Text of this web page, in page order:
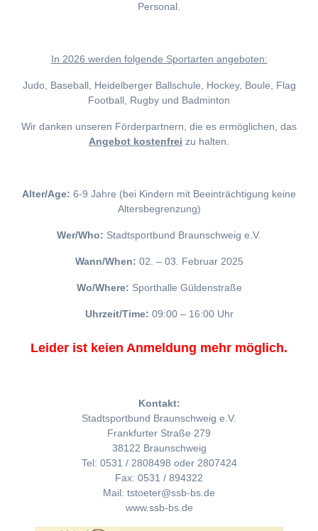
Personal.
In 2026 werden folgende Sportarten angeboten:
Judo, Baseball, Heidelberger Ballschule, Hockey, Boule, Flag
Football, Rugby und Badminton
Wir danken unseren Förderpartnern, die es ermöglichen, das
Angebot kostenfrei zu halten.
Alter/Age: 6-9 Jahre (bei Kindern mit Beeinträchtigung keine
Altersbegrenzung)
Wer/Who: Stadtsportbund Braunschweig e.V.
Wann/When: 02. – 03. Februar 2025
Wo/Where: Sporthalle Güldenstraße
Uhrzeit/Time: 09:00 – 16:00 Uhr
Leider ist keien Anmeldung mehr möglich.
Kontakt:
Stadtsportbund Braunschweig e.V.
Frankfurter Straße 279
38122 Braunschweig
Tel: 0531 / 2808498 oder 2807424
Fax: 0531 / 894322
Mail: tstoeter@ssb-bs.de
www.ssb-bs.de